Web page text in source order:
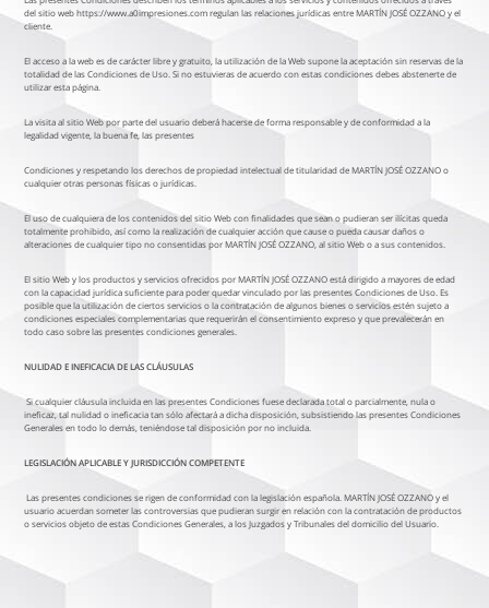
del sitio web https://www.a0impresiones.com regulan las relaciones jurídicas entre MARTÍN JOSÉ OZZANO y el
cliente.
El acceso a la web es de carácter libre y gratuito, la utilización de la Web supone la aceptación sin reservas de la
totalidad de las Condiciones de Uso. Si no estuvieras de acuerdo con estas condiciones debes abstenerte de
utilizar esta página.
La visita al sitio Web por parte del usuario deberá hacerse de forma responsable y de conformidad a la
legalidad vigente, la buena fe, las presentes
Condiciones y respetando los derechos de propiedad intelectual de titularidad de MARTÍN JOSÉ OZZANO o
cualquier otras personas físicas o jurídicas.
El uso de cualquiera de los contenidos del sitio Web con finalidades que sean o pudieran ser ilícitas queda
totalmente prohibido, así como la realización de cualquier acción que cause o pueda causar daños o
alteraciones de cualquier tipo no consentidas por MARTÍN JOSÉ OZZANO, al sitio Web o a sus contenidos.
El sitio Web y los productos y servicios ofrecidos por MARTÍN JOSÉ OZZANO está dirigido a mayores de edad
con la capacidad jurídica suficiente para poder quedar vinculado por las presentes Condiciones de Uso. Es
posible que la utilización de ciertos servicios o la contratación de algunos bienes o servicios estén sujeto a
condiciones especiales complementarias que requerirán el consentimiento expreso y que prevalecerán en
todo caso sobre las presentes condiciones generales.
NULIDAD E INEFICACIA DE LAS CLÁUSULAS
Si cualquier cláusula incluida en las presentes Condiciones fuese declarada total o parcialmente, nula o
ineficaz, tal nulidad o ineficacia tan sólo afectará a dicha disposición, subsistiendo las presentes Condiciones
Generales en todo lo demás, teniéndose tal disposición por no incluida.
LEGISLACIÓN APLICABLE Y JURISDICCIÓN COMPETENTE
Las presentes condiciones se rigen de conformidad con la legislación española. MARTÍN JOSÉ OZZANO y el
usuario acuerdan someter las controversias que pudieran surgir en relación con la contratación de productos
o servicios objeto de estas Condiciones Generales, a los Juzgados y Tribunales del domicilio del Usuario.